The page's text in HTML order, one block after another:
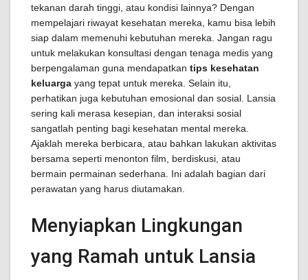
tekanan darah tinggi, atau kondisi lainnya? Dengan
mempelajari riwayat kesehatan mereka, kamu bisa lebih
siap dalam memenuhi kebutuhan mereka. Jangan ragu
untuk melakukan konsultasi dengan tenaga medis yang
berpengalaman guna mendapatkan tips kesehatan
keluarga yang tepat untuk mereka. Selain itu,
perhatikan juga kebutuhan emosional dan sosial. Lansia
sering kali merasa kesepian, dan interaksi sosial
sangatlah penting bagi kesehatan mental mereka.
Ajaklah mereka berbicara, atau bahkan lakukan aktivitas
bersama seperti menonton film, berdiskusi, atau
bermain permainan sederhana. Ini adalah bagian dari
perawatan yang harus diutamakan.
Menyiapkan Lingkungan
yang Ramah untuk Lansia